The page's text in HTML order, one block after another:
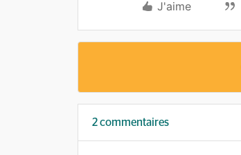
J'aime
2 commentaires